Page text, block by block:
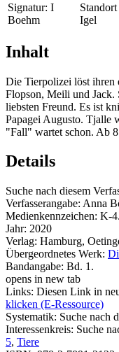
Signatur: I
Boehm
Standort
Igel
Inhalt
Die Tierpolizei löst ihren
Flopson, Meili und Jack.
liebsten Freund. Es ist
Papagei Augusto. Tjalle
"Fall" wartet schon. Ab
Details
Suche nach diesem
Verfasserangabe: Anna
Medienkennzeichen: K-
Jahr: 2020
Verlag: Hamburg,
Übergeordnetes Werk:
Bandangabe: Bd. 1.
opens in new tab
Links: Diesen Link in
klicken (E-Ressource)
Systematik: Suche nach
Interessenkreis: Suche
5, Tiere